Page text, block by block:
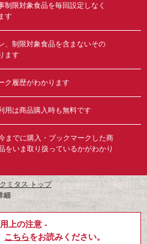
制限対象食品を毎回設定しなく
す
、制限対象食品を含まないその
ます
ク履歴がわかります
用は商品購入時も無料です
までに購入・ブックマークした商
をいま取り扱っているかがわかり
ミタス トップ
細
上の注意 -
こちらをお読みください。